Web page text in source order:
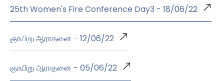
25th Women's Fire Conference Day3 - 18/06/22
ஞாயிறு ஆராதனை - 12/06/22
ஞாயிறு ஆராதனை - 05/06/22